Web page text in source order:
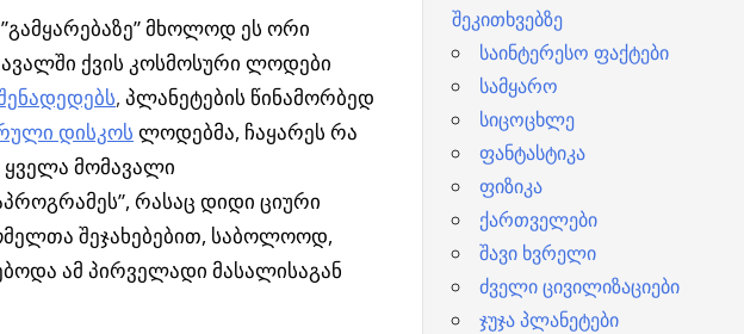
”გამყარებაზე” მხოლოდ ეს ორი
ქვის კოსმოსური ლოდები
, პლანეტების წინამორბედ
დისკოს ლოდებმა, ჩაყარეს რა
ყველა მომავალი
რასაც დიდი ციური
შეჯახებებით, საბოლოოდ,
ამ პირველადი მასალისაგან
შეკითხვებზე
საინტერესო ფაქტები
სამყარო
სიცოცხლე
ფანტასტიკა
ფიზიკა
ქართველები
შავი ხვრელი
ძველი ცივილიზაციები
ჯუჯა პლანეტები